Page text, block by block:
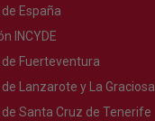
España
INCYDE
Fuerteventura
Lanzarote y La Graciosa
Santa Cruz de Tenerife